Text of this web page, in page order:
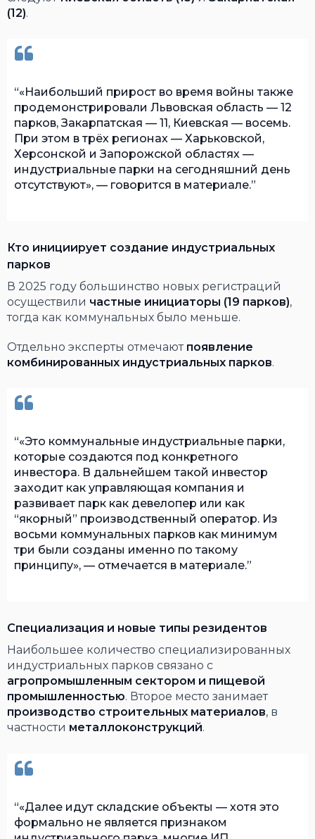
(12).
«Наибольший прирост во время войны также
продемонстрировали Львовская область — 12
парков, Закарпатская — 11, Киевская — восемь.
При этом в трёх регионах — Харьковской,
Херсонской и Запорожской областях —
индустриальные парки на сегодняшний день
отсутствуют», — говорится в материале.
Кто инициирует создание индустриальных
парков
В 2025 году большинство новых регистраций
осуществили частные инициаторы (19 парков),
тогда как коммунальных было меньше.
Отдельно эксперты отмечают появление
комбинированных индустриальных парков.
«Это коммунальные индустриальные парки,
которые создаются под конкретного
инвестора. В дальнейшем такой инвестор
заходит как управляющая компания и
развивает парк как девелопер или как
“якорный” производственный оператор. Из
восьми коммунальных парков как минимум
три были созданы именно по такому
принципу», — отмечается в материале.
Специализация и новые типы резидентов
Наибольшее количество специализированных
индустриальных парков связано с
агропромышленным сектором и пищевой
промышленностью. Второе место занимает
производство строительных материалов, в
частности металлоконструкций.
«Далее идут складские объекты — хотя это
формально не является признаком